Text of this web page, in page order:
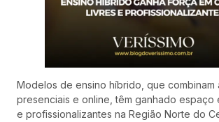
Modelos de ensino híbrido, que combinam
presenciais e online, têm ganhado espaço
e profissionalizantes na Região Norte do